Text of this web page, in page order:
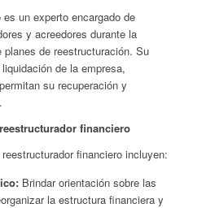
un experto encargado de
y acreedores durante la
de reestructuración. Su
de la empresa,
su recuperación y
financiero
financiero incluyen:
Brindar orientación sobre las
la estructura financiera y